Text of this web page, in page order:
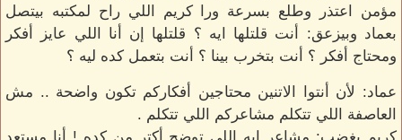
مؤمن اعتذر وطلع بسرعة ورا كريم اللي راح لمكتبه بيتصل
بعماد وبيزعق: أنت قلتلها ايه ؟ قلتلها إن أنا اللي عايز أفكر
ومحتاج أفكر ؟ أنت بتخرب بينا ؟ أنت بتعمل كده ليه ؟
عماد: لأن أنتوا الاتنين محتاجين أفكاركم تكون واضحة .. مش
العاصفة اللي تتكلم مشاعركم اللي تتكلم .